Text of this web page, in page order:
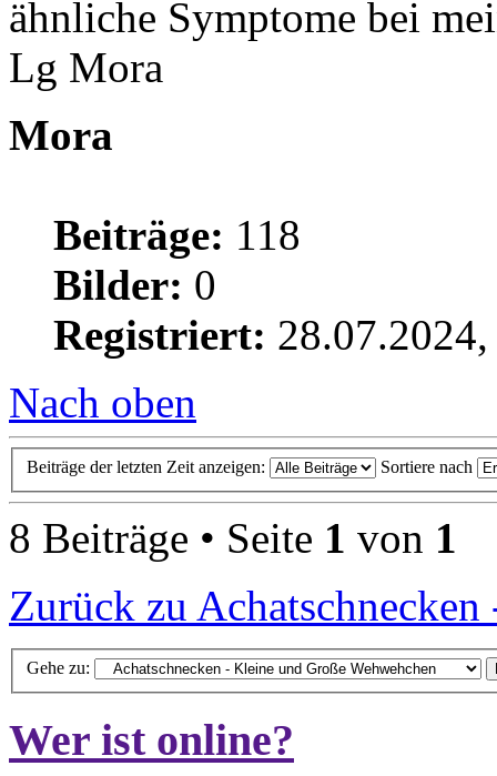
ähnliche Symptome bei
Lg Mora
Mora
Beiträge: 118
Bilder: 0
Registriert:
Nach oben
Beiträge der letzten Zeit anzeigen: Sortiere nach
8 Beiträge • Seite 1 von 1
Zurück zu
Gehe zu:
Wer ist online?